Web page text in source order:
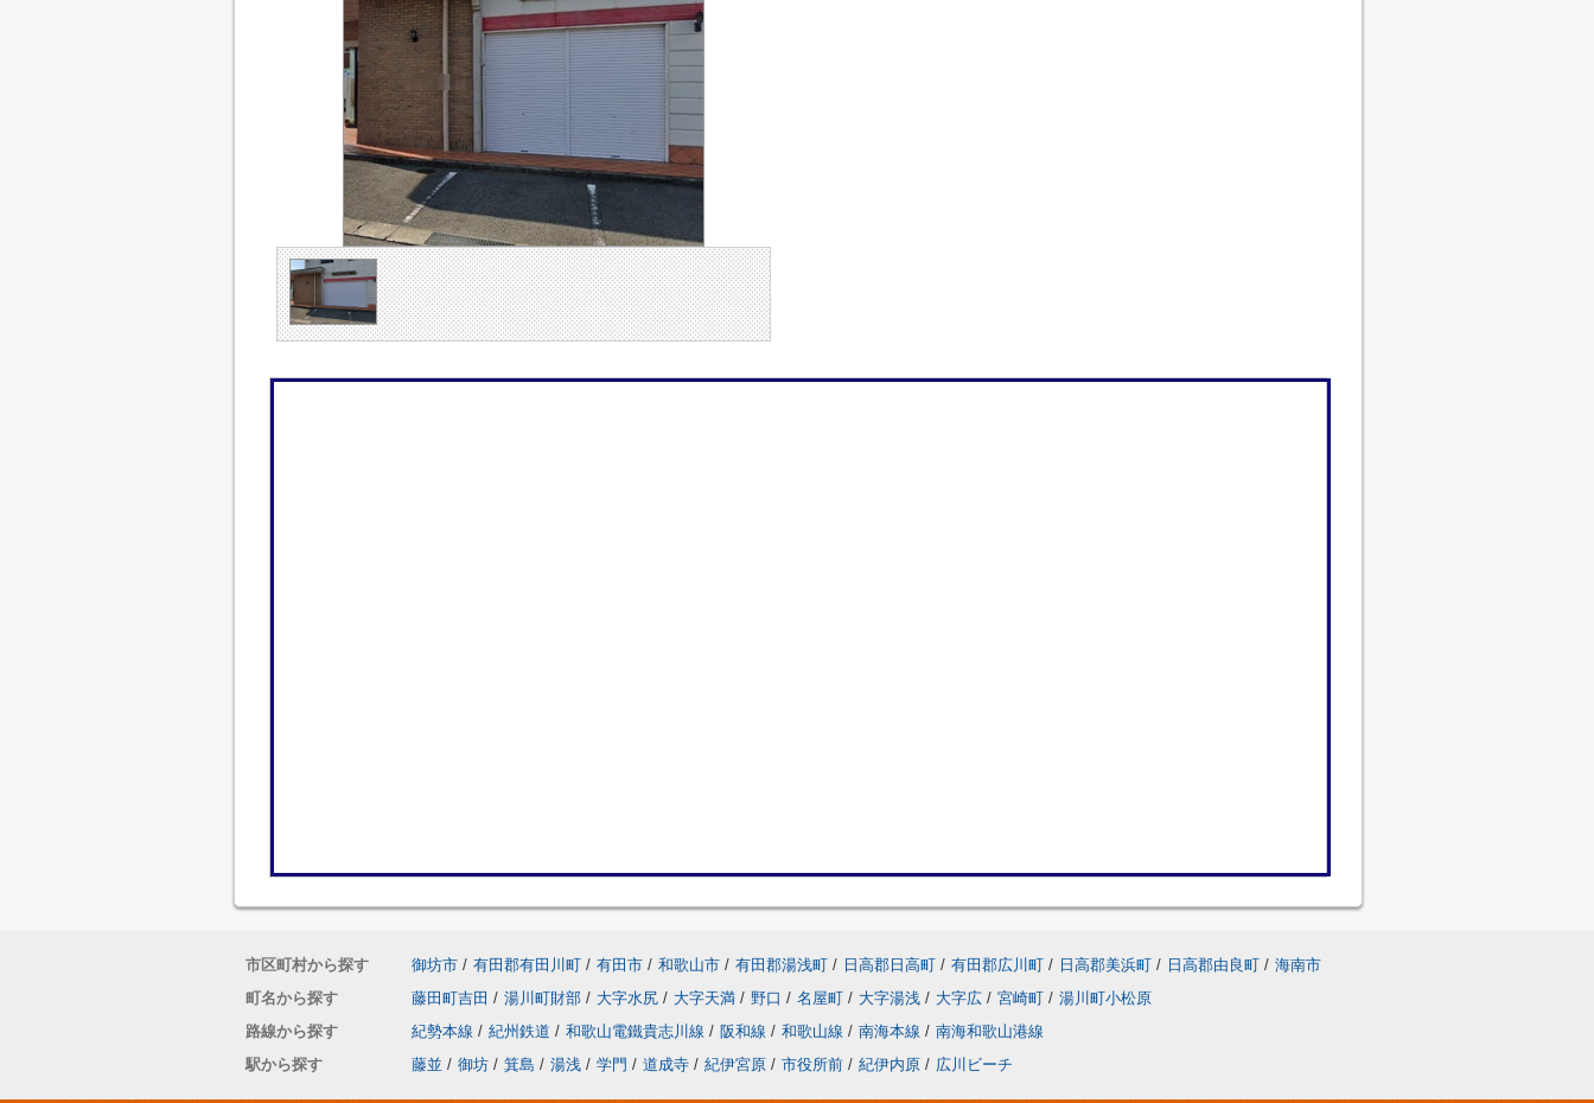
市区町村から探す 御坊市 / 有田郡有田川町 / 有田市 / 和歌山市 / 有田郡湯浅町 / 日高郡日高町 / 有田郡広川町 / 日高郡美浜町 / 日高郡由良町 / 海南市
町名から探す
藤田町吉田 / 湯川町財部 / 大字水尻 / 大字天満 / 野口 / 名屋町 / 大字湯浅 / 大字広 / 宮崎町 / 湯川町小松原
路線から探す
紀勢本線 / 紀州鉄道 / 和歌山電鐵貴志川線 / 阪和線 / 和歌山線 / 南海本線 / 南海和歌山港線
駅から探す
藤並 / 御坊 / 箕島 / 湯浅 / 学門 / 道成寺 / 紀伊宮原 / 市役所前 / 紀伊内原 / 広川ビーチ